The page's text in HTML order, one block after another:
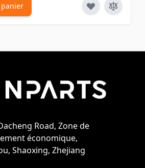
Road, Zone de
économique,
Shaoxing, Zhejiang